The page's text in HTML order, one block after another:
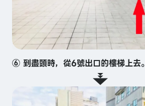
⑥ 到盡頭時，從6號出口的樓梯上去。